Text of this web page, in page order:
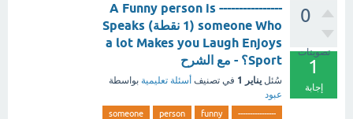
0
تصويتات
1
إجابة
---------------- A Funny person is
someone Who (1 نقطة) Speaks
a lot Makes you Laugh Enjoys
Sport؟ - مع الشرح
سُئل يناير 1 في تصنيف أسئلة تعليمية بواسطة
عبود
----------------
funny
person
someone